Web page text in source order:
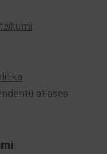
atlases